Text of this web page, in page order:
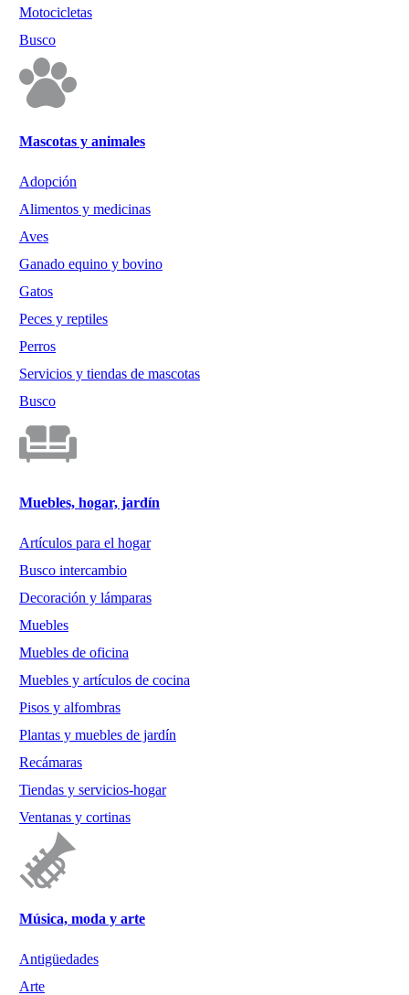
Motocicletas
Busco
Mascotas y animales
Adopción
Alimentos y medicinas
Aves
Ganado equino y bovino
Gatos
Peces y reptiles
Perros
Servicios y tiendas de mascotas
Busco
Muebles, hogar, jardín
Artículos para el hogar
Busco intercambio
Decoración y lámparas
Muebles
Muebles de oficina
Muebles y artículos de cocina
Pisos y alfombras
Plantas y muebles de jardín
Recámaras
Tiendas y servicios-hogar
Ventanas y cortinas
Música, moda y arte
Antigüedades
Arte